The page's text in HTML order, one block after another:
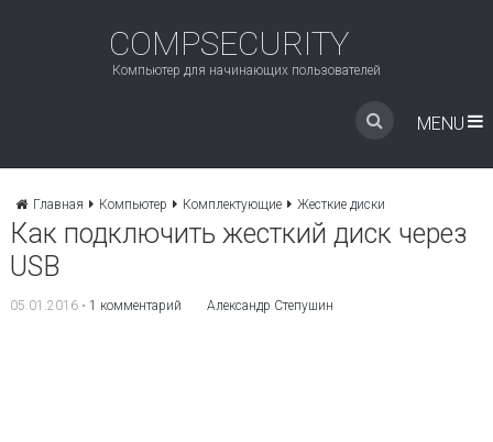
COMPSECURITY
Компьютер для начинающих пользователей
MENU
Главная Компьютер Комплектующие Жесткие диски
Как подключить жесткий диск через
USB
05.01.2016• 1 комментарий Александр Степушин